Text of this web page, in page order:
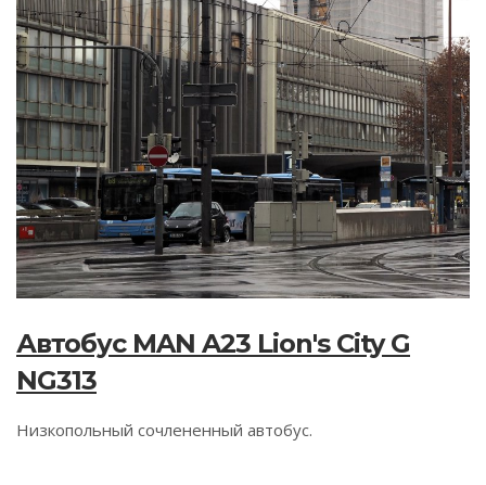
Автобус MAN A23 Lion's City G
NG313
Низкопольный сочлененный автобус.